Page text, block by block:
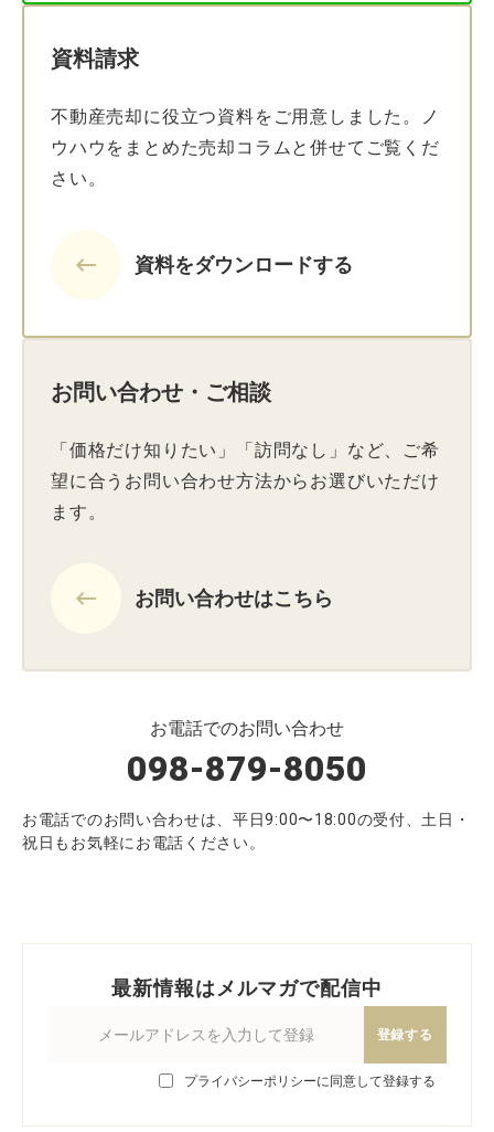
資料請求
不動産売却に役立つ資料をご用意しました。ノ
ウハウをまとめた売却コラムと併せてご覧くだ
さい。
keyboard_backspace 資料をダウンロードする
お問い合わせ・ご相談
「価格だけ知りたい」「訪問なし」など、ご希
望に合うお問い合わせ方法からお選びいただけ
ます。
keyboard_backspace お問い合わせはこちら
お電話でのお問い合わせ
098-879-8050
お電話でのお問い合わせは、平日9:00〜18:00の受付、土日・
祝日もお気軽にお電話ください。
最新情報はメルマガで配信中
登録する
プライバシーポリシーに同意して登録する